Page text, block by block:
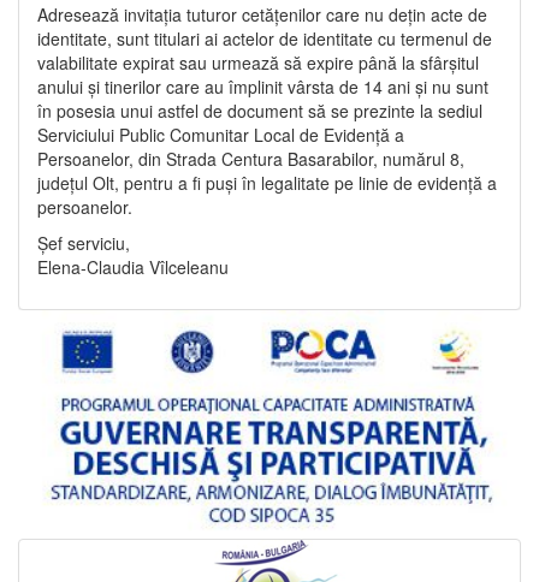
Adresează invitația tuturor cetățenilor care nu dețin acte de
identitate, sunt titulari ai actelor de identitate cu termenul de
valabilitate expirat sau urmează să expire până la sfârșitul
anului și tinerilor care au împlinit vârsta de 14 ani și nu sunt
în posesia unui astfel de document să se prezinte la sediul
Serviciului Public Comunitar Local de Evidență a
Persoanelor, din Strada Centura Basarabilor, numărul 8,
județul Olt, pentru a fi puși în legalitate pe linie de evidență a
persoanelor.
Șef serviciu,
Elena-Claudia Vîlceleanu